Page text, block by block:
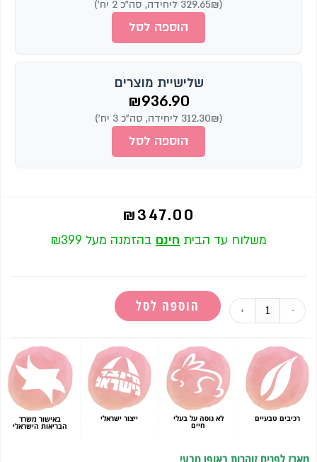
₪347.00
משלוח עד הבית חינם בהזמנה מעל ₪399
-
+ הוספה לסל
רכיבים טבעיים לא נוסה על בעלי
חיים
ייצור ישראלי באישור משרד
הבריאות הישראלי
(329.65₪ ליחידה, סה"כ 2 יח')
הוספה לסל
שלישיית מוצרים
₪936.90
(312.30₪ ליחידה, סה"כ 3 יח')
הוספה לסל